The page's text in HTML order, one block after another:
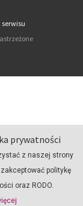
prywatności
z naszej strony
politykę
oraz RODO.